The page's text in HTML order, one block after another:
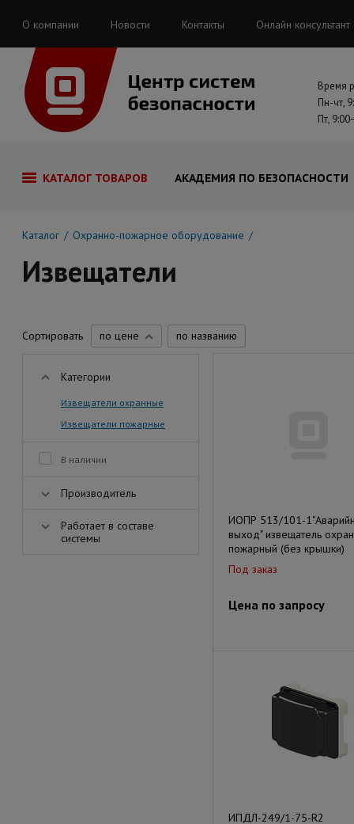
О компании Новости Контакты Онлайн консультант
Время
Пн-чт,
Пт,
КАТАЛОГ ТОВАРОВ АКАДЕМИЯ ПО БЕЗОПАСНОСТИ
Каталог Охранно-пожарное оборудование
Извещатели
Сортировать по цене по названию
Категории
Извещатели охранные
Извещатели пожарные
В наличии
Производитель
Работает в составе
системы
ИОПР 513/101-
выход" извещатель
пожарный (без крышки)
Под заказ
Цена по запросу
ИПДЛ-249/1-75-R2